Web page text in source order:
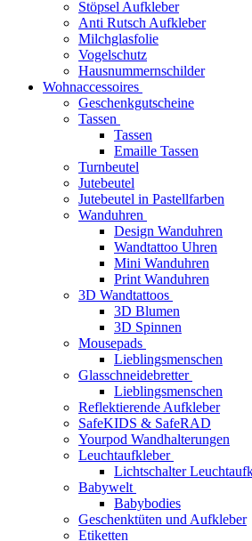
Stöpsel Aufkleber
Anti Rutsch Aufkleber
Milchglasfolie
Vogelschutz
Hausnummernschilder
Wohnaccessoires
Geschenkgutscheine
Tassen
Tassen
Emaille Tassen
Turnbeutel
Jutebeutel
Jutebeutel in Pastellfarben
Wanduhren
Design Wanduhren
Wandtattoo Uhren
Mini Wanduhren
Print Wanduhren
3D Wandtattoos
3D Blumen
3D Spinnen
Mousepads
Lieblingsmenschen
Glasschneidebretter
Lieblingsmenschen
Reflektierende Aufkleber
SafeKIDS & SafeRAD
Yourpod Wandhalterungen
Leuchtaufkleber
Lichtschalter
Babywelt
Babybodies
Geschenktüten und Aufkleber
Etiketten